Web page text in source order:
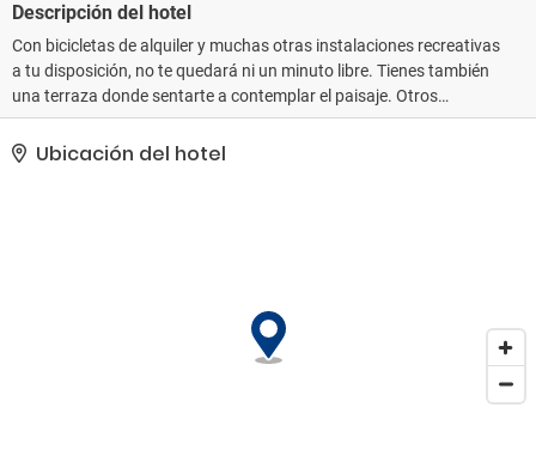
Descripción del hotel
Con bicicletas de alquiler y muchas otras instalaciones recreativas
a tu disposición, no te quedará ni un minuto libre. Tienes también
una terraza donde sentarte a contemplar el paisaje. Otros
servicios de este hotel incluyen conexión a Internet wifi gratis, una
televisión en la zona común y asistencia turística (adquisición de
Ubicación del hotel